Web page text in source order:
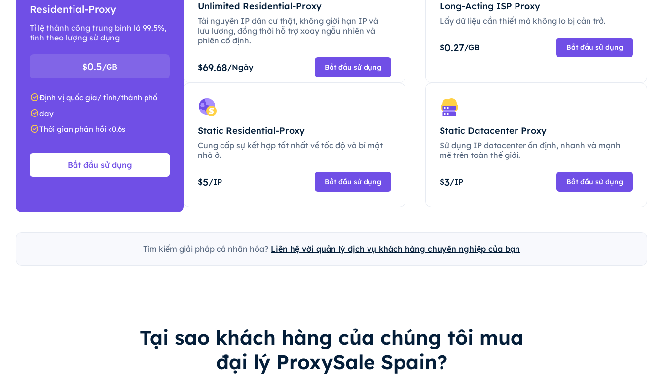
Residential-Proxy
Tỉ lệ thành công trung bình là 99.5%,
tính theo lượng sử dụng
$0.5/GB
Định vị quốc gia/ tỉnh/thành phố
day
Thời gian phản hồi <0.6s
Bắt đầu sử dụng
Unlimited Residential-Proxy
Tài nguyên IP dân cư thật, không giới hạn IP và
lưu lượng, đồng thời hỗ trợ xoay ngẫu nhiên và
phiên cố định.
$69.68/Ngày Bắt đầu sử dụng
Long-Acting ISP Proxy
Lấy dữ liệu cần thiết mà không lo bị cản trở.
$0.27/GB Bắt đầu sử dụng
Static Residential-Proxy
Cung cấp sự kết hợp tốt nhất về tốc độ và bí mật
nhà ở.
$5/IP Bắt đầu sử dụng
Static Datacenter Proxy
Sử dụng IP datacenter ổn định, nhanh và mạnh
mẽ trên toàn thế giới.
$3/IP Bắt đầu sử dụng
Tìm kiếm giải pháp cá nhân hóa? Liên hệ với quản lý dịch vụ khách hàng chuyên nghiệp của bạn
Tại sao khách hàng của chúng tôi mua
đại lý ProxySale Spain?